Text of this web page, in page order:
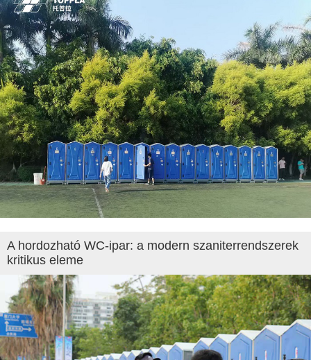
A hordozható WC-ipar: a modern szaniterrendszerek
kritikus eleme